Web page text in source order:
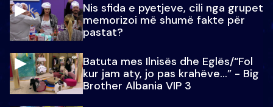
Nis sfida e pyetjeve, cili nga grupet
memorizoi më shumë fakte për
pastat?
Batuta mes Ilnisës dhe Eglës/“Fol
kur jam aty, jo pas krahëve…” - Big
Brother Albania VIP 3